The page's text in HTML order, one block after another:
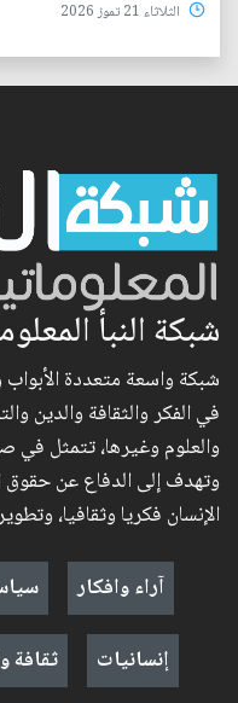
الثلاثاء 21 تموز 2026
شبكة النبأ
شبكة واسعة متعددة
في الفكر والثقافة والدين
والعلوم وغيرها، تتمثل في
وتهدف إلى الدفاع عن حقوق
الإنسان فكريا وثقافيا،
آراء وافكار
إنسانيات
ثقافة